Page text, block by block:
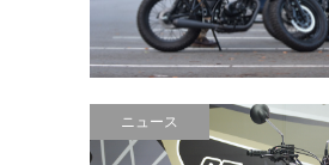
ニュース